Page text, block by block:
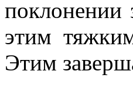
поклонении
этим
Этим